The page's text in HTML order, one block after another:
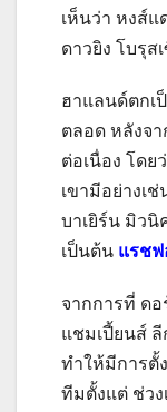
เห็นว่า หงส์แ
ดาวยิง โบรุ
ฮาแลนด์ตกเ
ตลอด หลังจา
ต่อเนื่อง โด
เขามีอย่างเ
บาเยิร์น มิวนิ
เป็นต้น แรชฟ
จากการที่ ด
แชมเปี้ยนส์
ทำให้มีการตั้
ทีมตั้งแต่ ช่วง